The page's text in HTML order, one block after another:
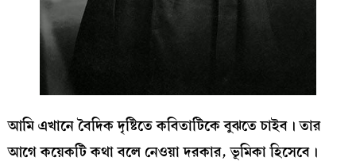
আমি এখানে বৈদিক দৃষ্টিতে কবিতাটিকে বুঝতে চাইব। তার
আগে কয়েকটি কথা বলে নেওয়া দরকার, ভূমিকা হিসেবে।